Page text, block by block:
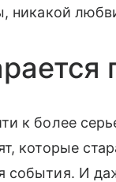
никакой
к более
которые
события. И